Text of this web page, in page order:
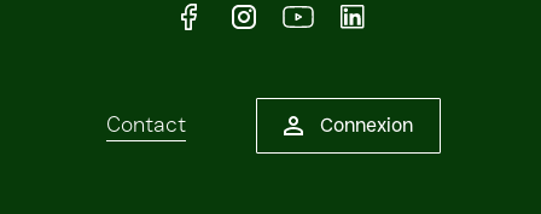
FacebookInstagram
Youtube
Contact Connexion